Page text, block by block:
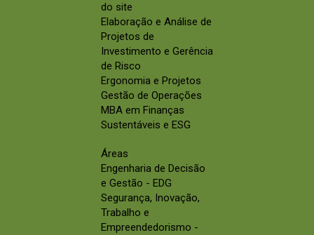
do site
Elaboração e Análise de
Projetos de
Investimento e Gerência
de Risco
Ergonomia e Projetos
Gestão de Operações
MBA em Finanças
Sustentáveis e ESG
Áreas
Engenharia de Decisão
e Gestão - EDG
Segurança, Inovação,
Trabalho e
Empreendedorismo -